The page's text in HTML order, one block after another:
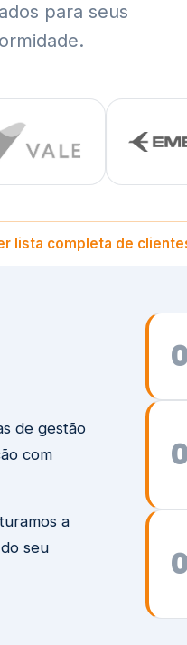
para seus
lista completa de
de gestão
com
a
seu